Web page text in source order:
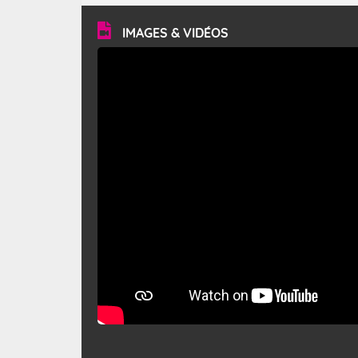
vitesse moyenne de 50 km/h et atteindre 80 à 100 km/h
en rafales, parfois davantage. Il parcourt la basse vallée
du Rhône et la Provence et envahit le littoral
méditerranéen à partir de la Camargue.
IMAGES & VIDÉOS